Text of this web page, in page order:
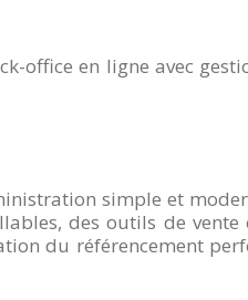
office en ligne avec
simple et
des outils de
du référencement